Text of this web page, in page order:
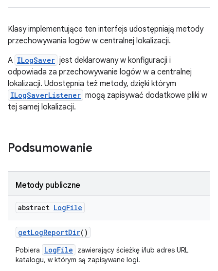
Klasy implementujące ten interfejs udostępniają metody
przechowywania logów w centralnej lokalizacji.
A ILogSaver jest deklarowany w konfiguracji i
odpowiada za przechowywanie logów w a centralnej
lokalizacji. Udostępnia też metody, dzięki którym
ILogSaverListener mogą zapisywać dodatkowe pliki w
tej samej lokalizacji.
Podsumowanie
Metody publiczne
abstract LogFile
getLogReportDir()
Pobiera LogFile
zawierający ścieżkę i/lub adres URL
katalogu, w którym są zapisywane logi.